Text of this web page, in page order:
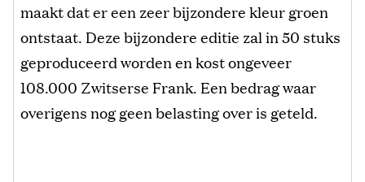
maakt dat er een zeer bijzondere kleur groen
ontstaat. Deze bijzondere editie zal in 50 stuks
geproduceerd worden en kost ongeveer
108.000 Zwitserse Frank. Een bedrag waar
overigens nog geen belasting over is geteld.